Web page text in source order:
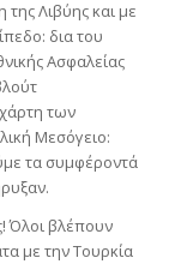
Λιβύης και με
δια του
Ασφαλείας
των
Μεσόγειο:
τα συμφέροντά
Όλοι βλέπουν
με την Τουρκία